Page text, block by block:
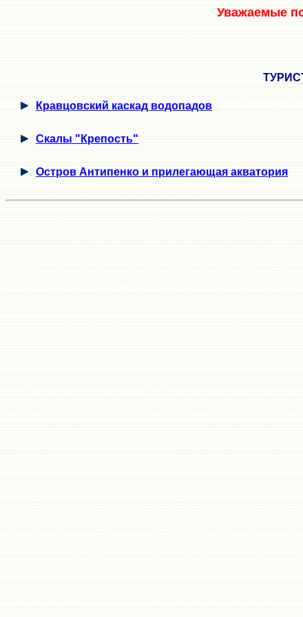
Уважаемые
Кравцовский каскад водопадов
Скалы "Крепость"
Остров Антипенко и прилегающая акватория